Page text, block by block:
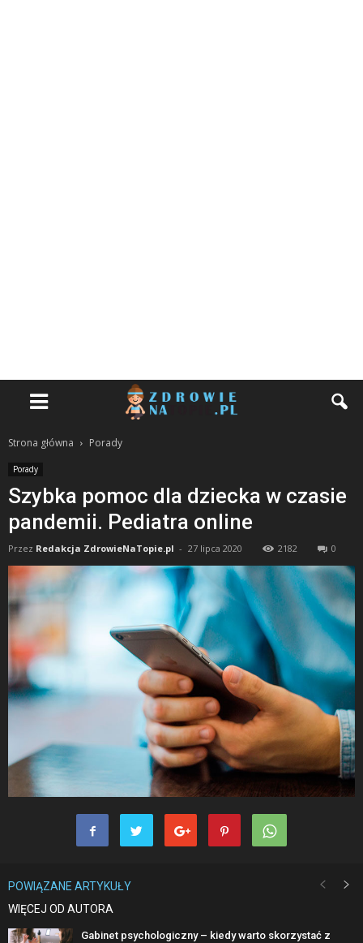
Strona główna Porady
Porady
Szybka pomoc dla dziecka w czasie
pandemii. Pediatra online
Przez Redakcja ZdrowieNaTopie.pl - 27 lipca 2020 2182 0
POWIĄZANE ARTYKUŁY
WIĘCEJ OD AUTORA
Gabinet psychologiczny – kiedy warto skorzystać z